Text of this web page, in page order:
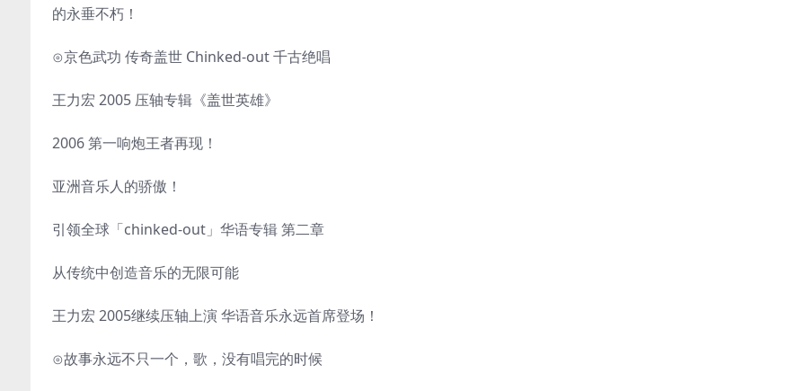
的永垂不朽！
⊙京色武功 传奇盖世 Chinked-out 千古绝唱
王力宏 2005 压轴专辑《盖世英雄》
2006 第一响炮王者再现！
亚洲音乐人的骄傲！
引领全球「chinked-out」华语专辑 第二章
从传统中创造音乐的无限可能
王力宏 2005继续压轴上演 华语音乐永远首席登场！
⊙故事永远不只一个，歌，没有唱完的时候